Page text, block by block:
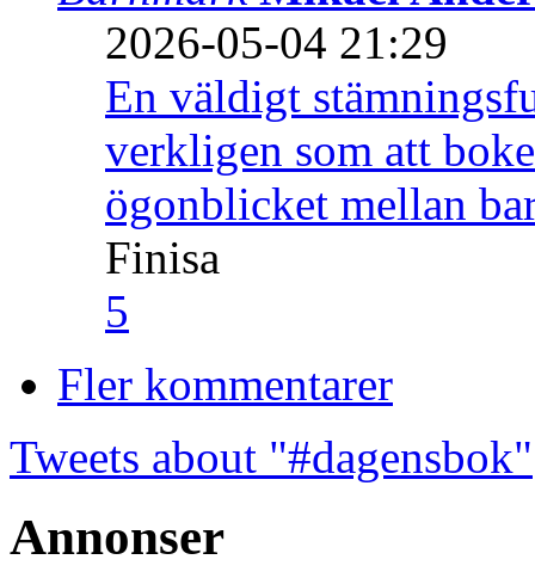
2026-05-04 21:29
En väldigt
verkligen som att
ögonblicket mellan
Finisa
5
Fler kommentarer
Tweets about "#dagensbok"
Annonser